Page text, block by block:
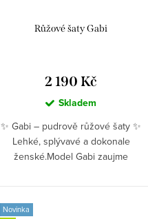
Růžové šaty Gabi
2 190 Kč
Skladem
✨ Gabi – pudrově růžové šaty ✨
Lehké, splývavé a dokonale
ženské.Model Gabi zaujme
Novinka